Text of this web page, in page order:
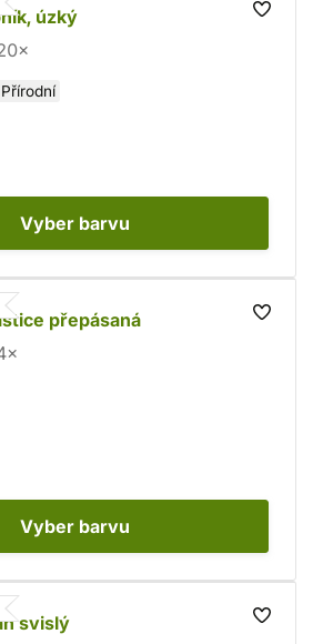
úzký
Přírodní
Vyber barvu
přepásaná
Vyber barvu
svislý